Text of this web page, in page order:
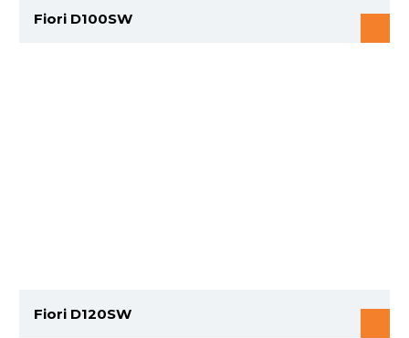
Fiori D100SW
Fiori D120SW